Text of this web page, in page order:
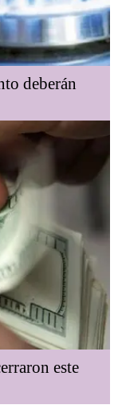
deberán
este